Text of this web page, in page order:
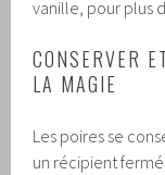
vanille, pour plus
CONSERVER
LA MAGIE
Les poires se
un récipient